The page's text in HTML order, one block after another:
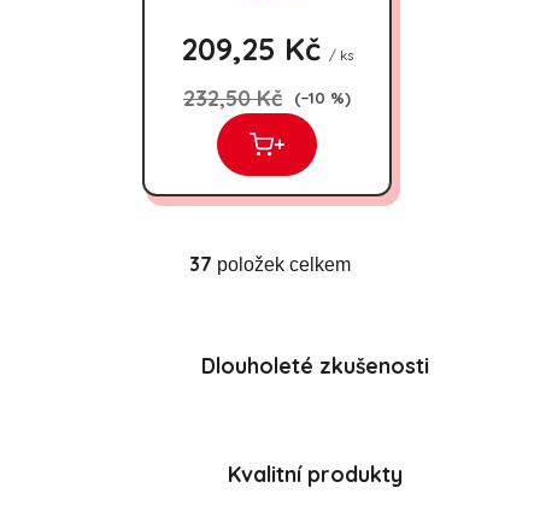
209,25 Kč / ks
232,50 Kč (–10 %)
+
Ovládací prvky výpisu
37 položek celkem
Dlouholeté zkušenosti
Kvalitní produkty